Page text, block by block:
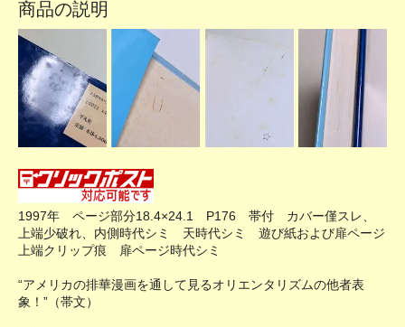
商品の説明
1997年 ページ部分18.4×24.1 P176 帯付 カバー僅スレ、
上端少破れ、内側時代シミ 天時代シミ 遊び紙および扉ページ
上端クリップ痕 扉ページ時代シミ
“アメリカの排華漫画を通して見るオリエンタリズムの他者表
象！”（帯文）